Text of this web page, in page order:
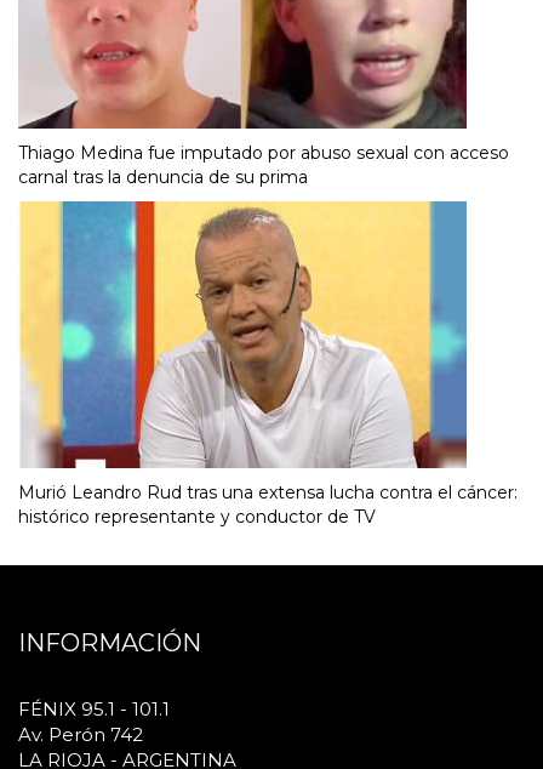
Thiago Medina fue imputado por abuso sexual con acceso
carnal tras la denuncia de su prima
Murió Leandro Rud tras una extensa lucha contra el cáncer:
histórico representante y conductor de TV
INFORMACIÓN
FÉNIX 95.1 - 101.1
Av. Perón 742
LA RIOJA - ARGENTINA